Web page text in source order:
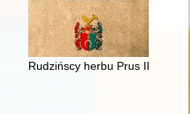
Rudzińscy herbu Prus III z